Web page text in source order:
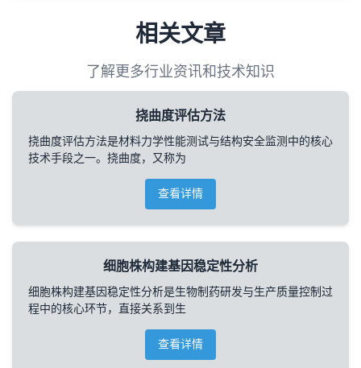
相关文章
了解更多行业资讯和技术知识
挠曲度评估方法
挠曲度评估方法是材料力学性能测试与结构安全监测中的核心
技术手段之一。挠曲度，又称为
查看详情
细胞株构建基因稳定性分析
细胞株构建基因稳定性分析是生物制药研发与生产质量控制过
程中的核心环节，直接关系到生
查看详情